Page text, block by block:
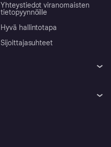
Yhteystiedot viranomaisten
tietopyynnöille
Hyvä hallintotapa
Sijoittajasuhteet